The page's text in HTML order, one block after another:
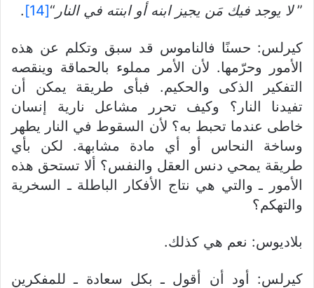
”لا يوجد فيك مَن يجيز ابنه أو ابنته في النار “
[14]
.
كيرلس: حسنًا فالناموس قد سبق وتكلم عن هذه
الأمور وحرّمها. لأن الأمر مملوء بالحماقة وينقصه
التفكير الذكى والحكيم. فبأى طريقة يمكن أن
تفيدنا النار؟ وكيف تحرر مشاعل نارية إنسان
خاطى عندما تحبط به؟ لأن السقوط في النار يطهر
وساخة النحاس أو أي مادة مشابهة. لكن بأي
طريقة يمحي دنس العقل والنفس؟ ألا تستحق هذه
الأمور ـ والتي هي نتاج الأفكار الباطلة ـ السخرية
والتهكم؟
بلاديوس: نعم هي كذلك.
كيرلس: أود أن أقول ـ بكل سعادة ـ للمفكرين